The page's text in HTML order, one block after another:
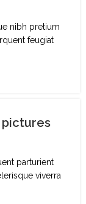
nibh pretium
feugiat
pictures
parturient
viverra